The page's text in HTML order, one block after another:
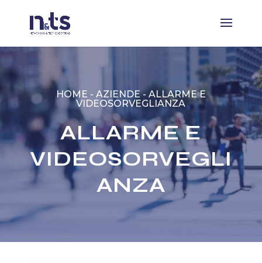
HOME - AZIENDE- ALLARME E
VIDEOSORVEGLIANZA
ALLARME E
VIDEOSORVEGLI
ANZA